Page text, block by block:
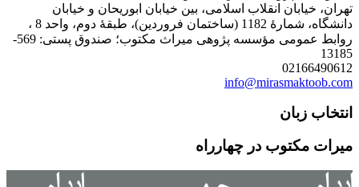
تهران، خیابان انقلاب اسلامی، بین خیابان ابوریحان و خیابان
دانشگاه، شمارۀ 1182 (ساختمان فروردین)، طبقۀ دوم، واحد 8 ،
روابط عمومی مؤسسه پژوهی میراث مکتوب؛ صندوق پستی: 569-
13185
02166490612
info@mirasmaktoob.com
انتخاب زبان
میرات مکتوب در چهارراه